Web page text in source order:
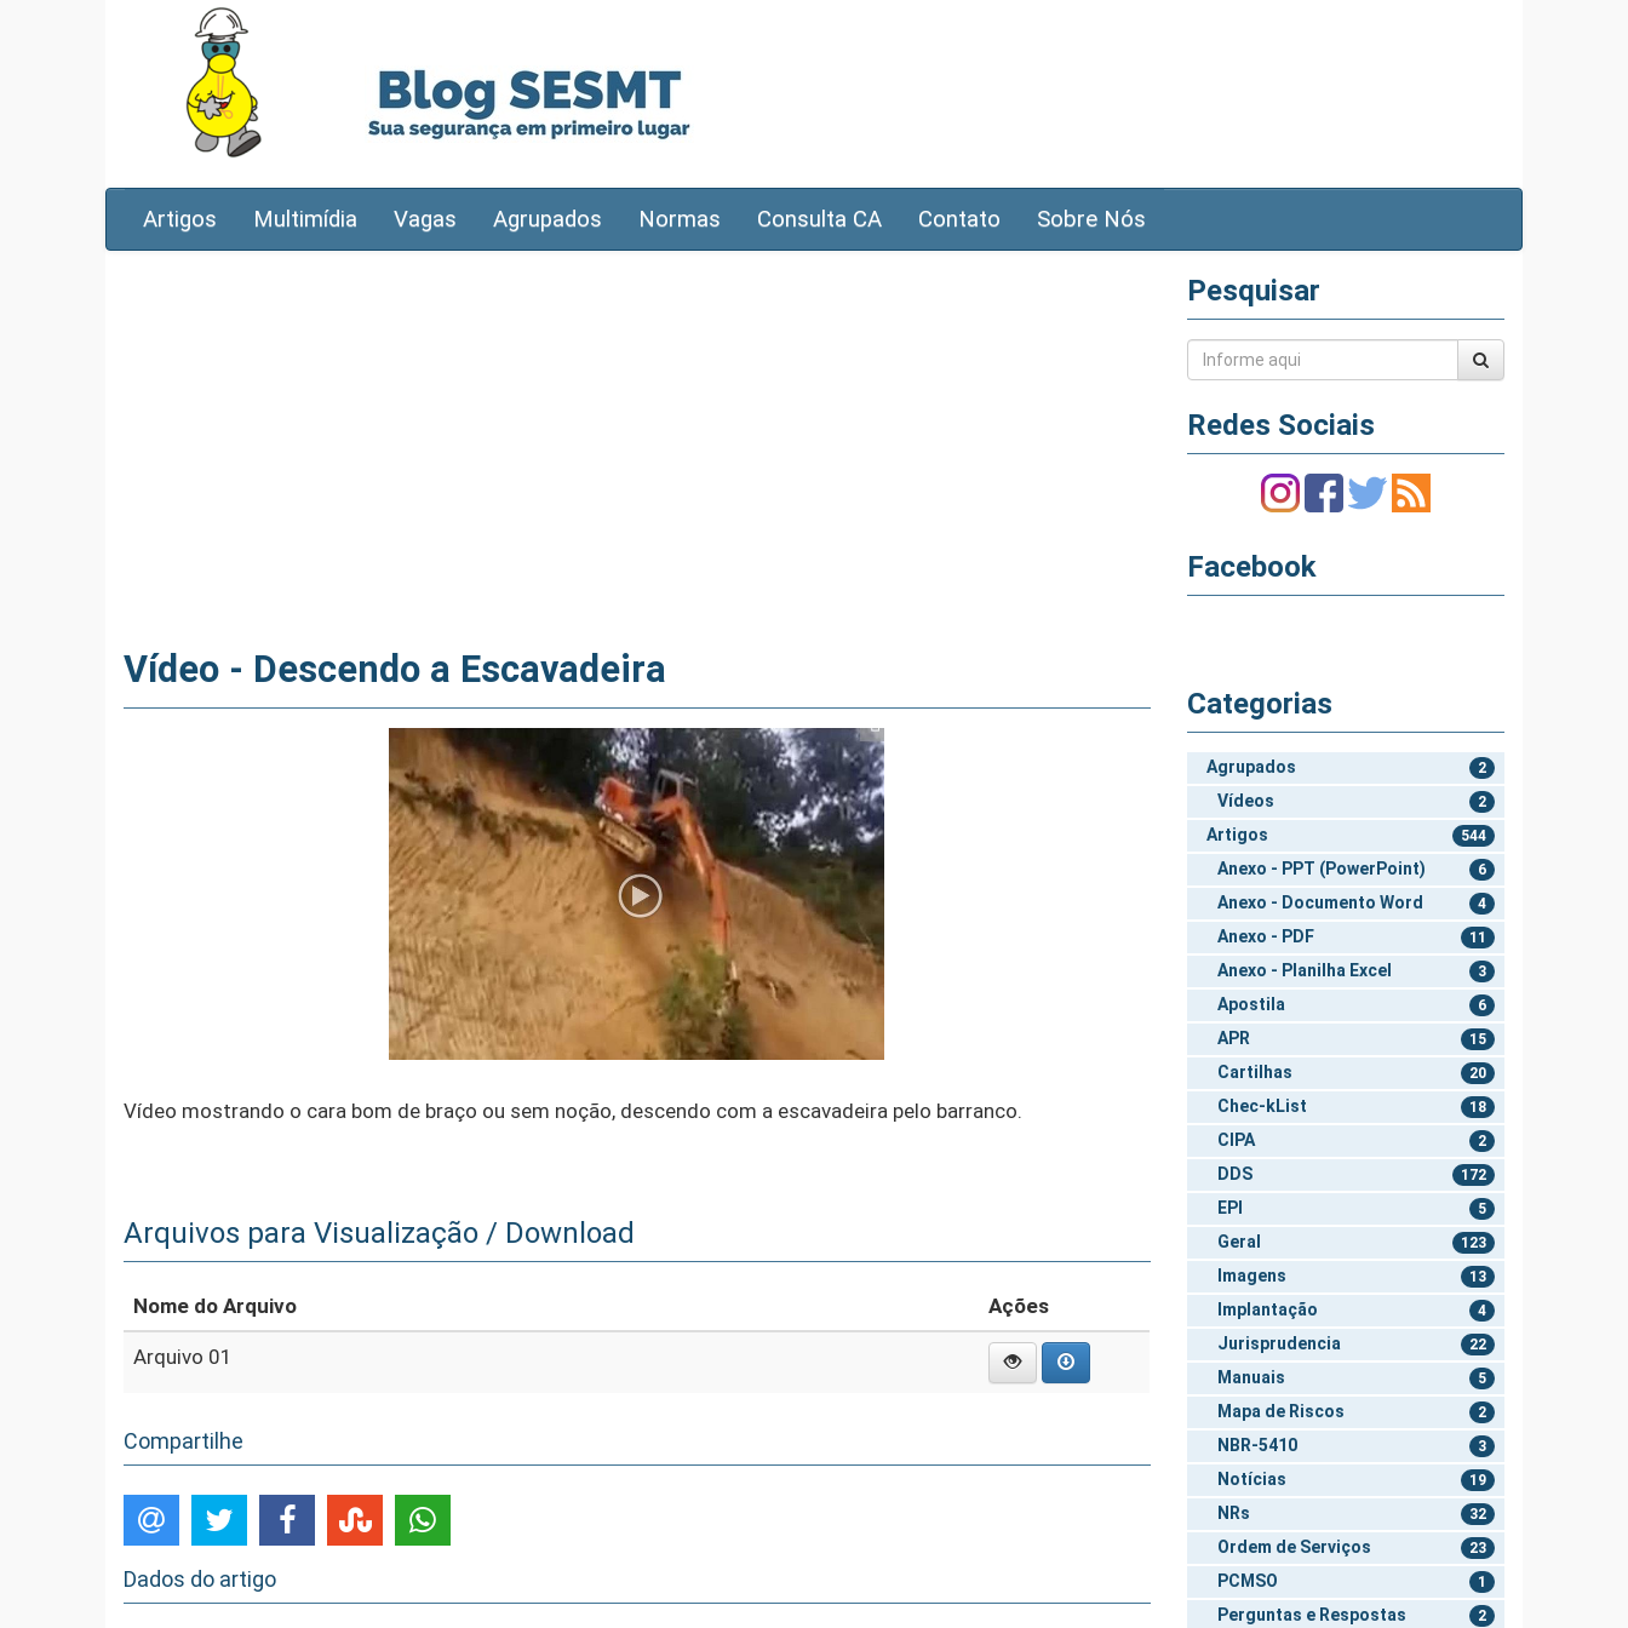
Artigos Multimídia Vagas Agrupados Normas Consulta CA Contato Sobre Nós
Vídeo - Descendo a Escavadeira
Vídeo mostrando o cara bom de braço ou sem noção, descendo com a escavadeira pelo barranco.
Arquivos para Visualização / Download
Nome do Arquivo Ações
Arquivo 01
Compartilhe
Dados do artigo
Pesquisar
Redes Sociais
Facebook
Categorias
Agrupados 2
Vídeos 2
Artigos 544
Anexo - PPT (PowerPoint) 6
Anexo - Documento Word 4
Anexo - PDF 11
Anexo - Planilha Excel 3
Apostila 6
APR 15
Cartilhas 20
Chec-kList 18
CIPA 2
DDS 172
EPI 5
Geral 123
Imagens 13
Implantação 4
Jurisprudencia 22
Manuais 5
Mapa de Riscos 2
NBR-5410 3
Notícias 19
NRs 32
Ordem de Serviços 23
PCMSO 1
Perguntas e Respostas 2